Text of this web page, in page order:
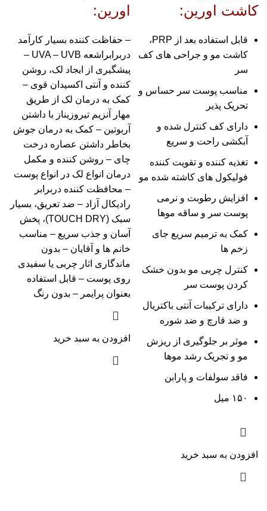
کاشت اورین:
قابل استفاده بعد از PRP،
کاشت مو و جراحی های کف
سر
مناسب پوست سر حساس و
تحریک پذیر
دارای کف کنترل شده و
آبکشی راحت و سریع
تغذیه کننده و تقویت کننده
فولیکول های کاشته شده مو
افزایش رطوبت و نرمی
پوست سر و ساقه موها
کمک به ترمیم سریع جای
زخم ها
کنترل چربی مو بدون خشک
کردن پوست سر
دارای ترکیبات آنتی باکتریال
و ضد قارچ و ضد شوره
موثر بر جلوگیری از ریزش
مو و تجریک رشد موها
فاقد سولفات و پارابن
۱۵۰ میل
افزودن به سبد خرید
اورین:
– حفاظت کننده بسیار کارآمد
دربرابراشعه UVA – UVB –
پیشگیری از ایجاد لک، روشن
کننده و آنتی اکسیدان قوی –
کمک به درمان لک از طریق
مهار آنزیم تیروزیناز با داشتن
آربوتین – کمک به درمان جوش
بخاطر داشتن عصاره درخت
چای – روشن کننده و مکمل
درمان انواع لک در انواع پوست
– محافظت کننده دربرابر
رادیکال آزاد – ضد تعریق، بسیار
سبک (TOUCH DRY)، پخش
آسان و جذب سریع – مناسب
خانم ها و آقایان – بدون
ماندگاری اثار چربی یا سفیدی
روی پوست – قابل استفاده
بعنوان پرایمر – بدون رنگ
افزودن به سبد خرید